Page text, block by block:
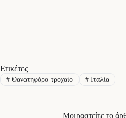
Ετικέτες
#Θανατηφόρο τροχαίο #Ιταλία
Μοιραστείτε το